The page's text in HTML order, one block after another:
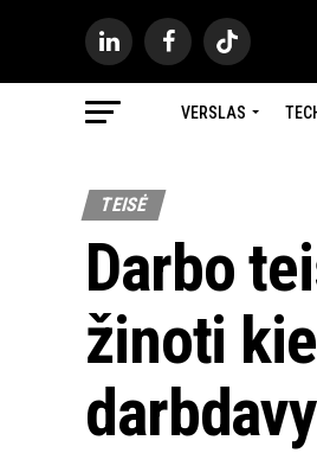
VERSLAS
TEISĖ
Darbo
žinoti